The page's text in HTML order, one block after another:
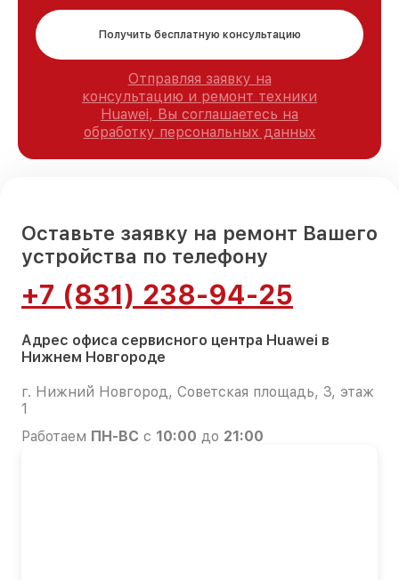
Получить бесплатную консультацию
Отправляя заявку на
консультацию и ремонт техники
Huawei, Вы соглашаетесь на
обработку персональных данных
Оставьте заявку на ремонт Вашего
устройства по телефону
+7 (831) 238-94-25
Адрес офиса сервисного центра Huawei в
Нижнем Новгороде
г. Нижний Новгород, Советская площадь, 3, этаж
1
Работаем ПН-ВС с 10:00 до 21:00